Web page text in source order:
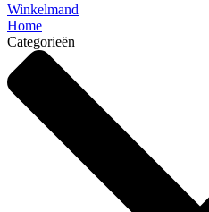
Winkelmand
Home
Categorieën